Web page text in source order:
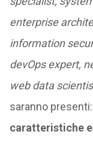
enterprise
information
devOps expert,
web data
saranno
caratteristiche